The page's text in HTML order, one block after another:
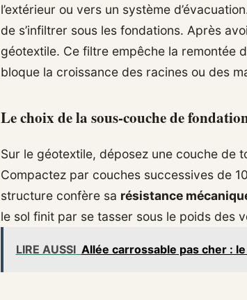
l’extérieur ou vers un système
de s’infiltrer sous les fondations. Après
géotextile. Ce filtre empêche la remontée
bloque la croissance des racines ou des
Le choix de la sous-couche de
Sur le géotextile, déposez une couche de
Compactez par couches successives de
structure confère sa résistance
le sol finit par se tasser sous le poids des
LIRE AUSSI Allée carrossable pas cher :